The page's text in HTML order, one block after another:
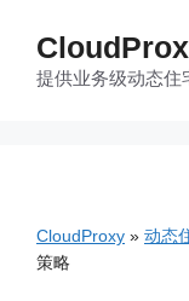
提供业务级动态住
CloudProxy » 动态
策略